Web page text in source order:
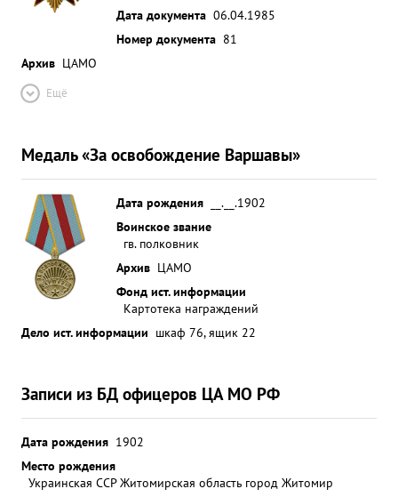
Дата документа 06.04.1985
Номер документа 81
Архив ЦАМО
Ещё
Медаль «За освобождение Варшавы»
Дата рождения
__.__.1902
Воинское звание
гв. полковник
Архив ЦАМО
Фонд ист. информации
Картотека награждений
Дело ист. информации шкаф 76, ящик 22
Записи из БД офицеров ЦА МО РФ
Дата рождения 1902
Место рождения
Украинская ССР Житомирская область город Житомир